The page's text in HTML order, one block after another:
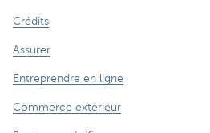
Crédits
Assurer
Entreprendre en ligne
Commerce extérieur